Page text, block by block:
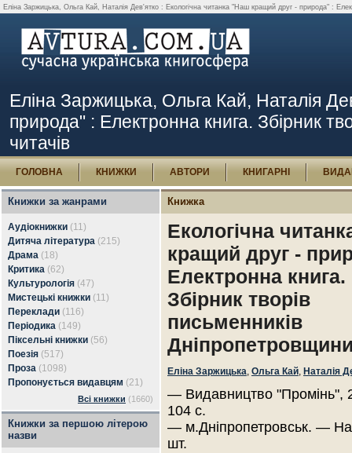
Еліна Заржицька, Ольга Кай, Наталія Дев'ятко : Екологічна читанка "Наш кращий друг - природа" :
Еліна Заржицька, Ольга Кай, Наталія
природа" : Електронна книга. Збірник
читачів
ГОЛОВНА КНИЖКИ АВТОРИ КНИГАРНІ
Книжки за жанрами
Аудіокнижки (11)
Дитяча література (215)
Драма (18)
Критика (62)
Культурологія (47)
Мистецькі книжки (11)
Переклади (116)
Періодика (149)
Піксельні книжки (56)
Поезія (517)
Проза (1098)
Пропонується видавцям (21)
Всі книжки (1660)
Книжки за першою літерою
назви
Книжка
Екологічна
кращий друг -
Електронна книга.
Збірник творів
письменників
Еліна Заржицька, Ольга Кай, Наталія
— Видавництво "Промінь",
104 с.
— м.Дніпропетровськ. —
шт.